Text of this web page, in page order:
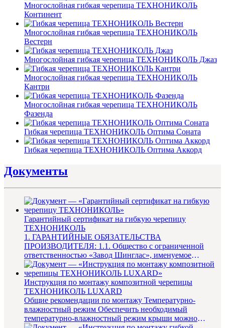
Многослойная гибкая черепица ТЕХНОНИКОЛЬ
Континент
Многослойная гибкая черепица ТЕХНОНИКОЛЬ
Вестерн
Многослойная гибкая черепица ТЕХНОНИКОЛЬ Джаз
Многослойная гибкая черепица ТЕХНОНИКОЛЬ
Кантри
Многослойная гибкая черепица ТЕХНОНИКОЛЬ
Фазенда
Гибкая черепица ТЕХНОНИКОЛЬ Оптима Соната
Гибкая черепица ТЕХНОНИКОЛЬ Оптима Аккорд
Документы
Гарантийный сертификат на гибкую черепицу
ТЕХНОНИКОЛЬ
1. ГАРАНТИЙНЫЕ ОБЯЗАТЕЛЬСТВА
ПРОИЗВОДИТЕЛЯ: 1.1. Общество с ограниченной
ответственностью «Завод Шинглас», именуемое
в дальнейшем «Производитель», гаранти...
Инструкция по монтажу композитной черепицы
ТЕХНОНИКОЛЬ LUXARD
Общие рекомендации по монтажу Температурно-
влажностный режим Обеспечить необходимый
температурно-влажностный режим крыши можно